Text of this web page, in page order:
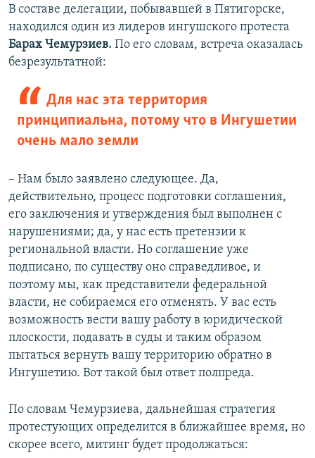
В составе делегации, побывавшей в Пятигорске,
находился один из лидеров ингушского протеста
Барах Чемурзиев. По его словам, встреча оказалась
безрезультатной:
Для нас эта территория
принципиальна, потому что в Ингушетии
очень мало земли
– Нам было заявлено следующее. Да,
действительно, процесс подготовки соглашения,
его заключения и утверждения был выполнен с
нарушениями; да, у нас есть претензии к
региональной власти. Но соглашение уже
подписано, по существу оно справедливое, и
поэтому мы, как представители федеральной
власти, не собираемся его отменять. У вас есть
возможность вести вашу работу в юридической
плоскости, подавать в суды и таким образом
пытаться вернуть вашу территорию обратно в
Ингушетию. Вот такой был ответ полпреда.
По словам Чемурзиева, дальнейшая стратегия
протестующих определится в ближайшее время, но
скорее всего, митинг будет продолжаться: